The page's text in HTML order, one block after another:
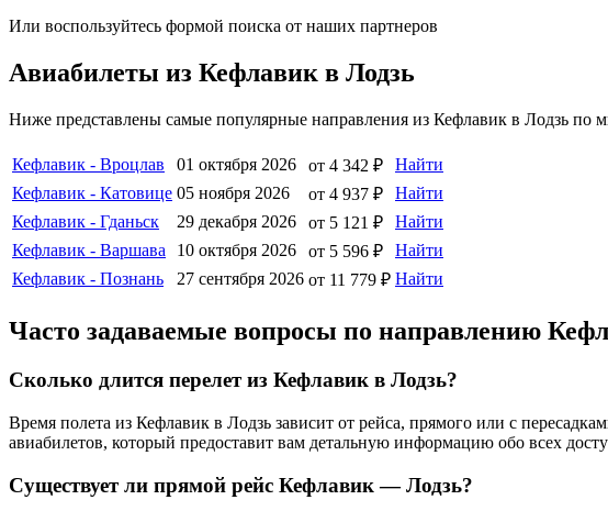
Или воспользуйтесь формой поиска от наших партнеров
Авиабилеты из Кефлавик в Лодзь
Ниже представлены самые популярные направления из Кефлавик в Лодзь по
Кефлавик - Вроцлав 01 октября 2026 от 4 342 ₽
Найти
Кефлавик - Катовице 05 ноября 2026 от 4 937 ₽
Найти
Кефлавик - Гданьск
29 декабря 2026 от 5 121 ₽
Найти
Кефлавик - Варшава
10 октября 2026 от 5 596 ₽
Найти
Кефлавик - Познань
27 сентября 2026 от 11 779 ₽ Найти
Часто задаваемые вопросы по направлению
Сколько длится перелет из Кефлавик в Лодзь?
Время полета из Кефлавик в Лодзь зависит от рейса, прямого или с
авиабилетов, который предоставит вам детальную информацию обо всех
Существует ли прямой рейс Кефлавик — Лодзь?